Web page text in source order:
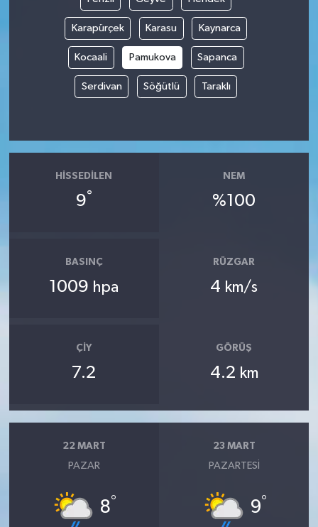
Karapürçek Karasu Kaynarca
Kocaali Pamukova Sapanca
Serdivan Söğütlü Taraklı
HISSEDILEN
9°
NEM
%100
BASINÇ
1009 hpa
RÜZGAR
4 km/s
ÇIY
7.2
GÖRÜŞ
4.2 km
22 MART
PAZAR
8°
23 MART
PAZARTESI
9°